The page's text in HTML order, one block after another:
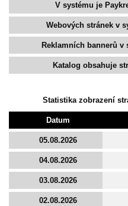
V systému je
Webových stránek v
Reklamních bannerů v
Katalog obsahuje
Statistika zobrazení
Datum
05.08.2026
04.08.2026
03.08.2026
02.08.2026